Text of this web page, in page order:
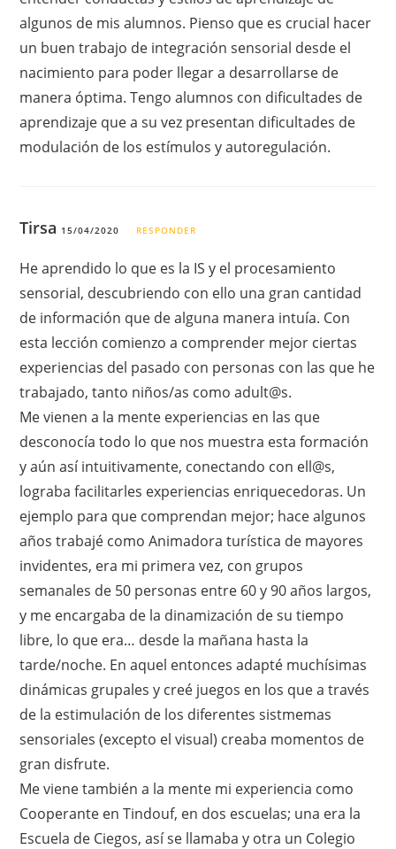
algunos de mis alumnos. Pienso que es crucial hacer
un buen trabajo de integración sensorial desde el
nacimiento para poder llegar a desarrollarse de
manera óptima. Tengo alumnos con dificultades de
aprendizaje que a su vez presentan dificultades de
modulación de los estímulos y autoregulación.
Tirsa 15/04/2020 RESPONDER
He aprendido lo que es la IS y el procesamiento
sensorial, descubriendo con ello una gran cantidad
de información que de alguna manera intuía. Con
esta lección comienzo a comprender mejor ciertas
experiencias del pasado con personas con las que he
trabajado, tanto niños/as como adult@s.
Me vienen a la mente experiencias en las que
desconocía todo lo que nos muestra esta formación
y aún así intuitivamente, conectando con ell@s,
lograba facilitarles experiencias enriquecedoras. Un
ejemplo para que comprendan mejor; hace algunos
años trabajé como Animadora turística de mayores
invidentes, era mi primera vez, con grupos
semanales de 50 personas entre 60 y 90 años largos,
y me encargaba de la dinamización de su tiempo
libre, lo que era… desde la mañana hasta la
tarde/noche. En aquel entonces adapté muchísimas
dinámicas grupales y creé juegos en los que a través
de la estimulación de los diferentes sistmemas
sensoriales (excepto el visual) creaba momentos de
gran disfrute.
Me viene también a la mente mi experiencia como
Cooperante en Tindouf, en dos escuelas; una era la
Escuela de Ciegos, así se llamaba y otra un Colegio